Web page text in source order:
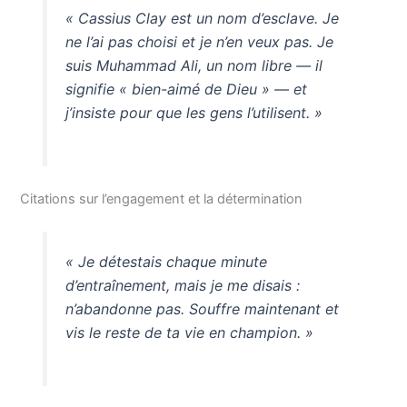
« Cassius Clay est un nom d’esclave. Je
ne l’ai pas choisi et je n’en veux pas. Je
suis Muhammad Ali, un nom libre — il
signifie « bien-aimé de Dieu » — et
j’insiste pour que les gens l’utilisent. »
Citations sur l’engagement et la détermination
« Je détestais chaque minute
d’entraînement, mais je me disais :
n’abandonne pas. Souffre maintenant et
vis le reste de ta vie en champion. »